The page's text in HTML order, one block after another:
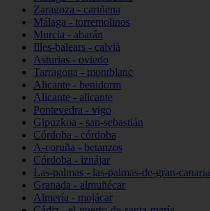
Zaragoza - cariñena
Málaga - torremolinos
Murcia - abarán
Illes-balears - calvià
Asturias - oviedo
Tarragona - montblanc
Alicante - benidorm
Alicante - alicante
Pontevedra - vigo
Gipuzkoa - san-sebastián
Córdoba - córdoba
A-coruña - betanzos
Córdoba - iznájar
Las-palmas - las-palmas-de-gran-canaria
Granada - almuñécar
Almería - mojácar